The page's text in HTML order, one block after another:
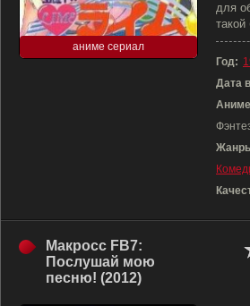
аниме сериал
для
Год:
Дата
Макросс FB7:
Послушай мою
песню! (2012)